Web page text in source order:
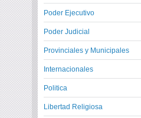
Poder Ejecutivo
Poder Judicial
Provinciales y Municipales
Internacionales
Politica
Libertad Religiosa